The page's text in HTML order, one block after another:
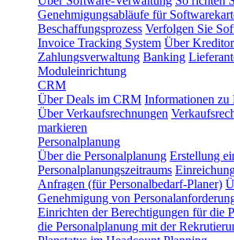
Genehmigungsabläufe für
Beschaffungsprozess Verfolgen Sie
Invoice Tracking System Über
Zahlungsverwaltung Banking
Moduleinrichtung
CRM
Über Deals im CRM Informationen
Über Verkaufsrechnungen
markieren
Personalplanung
Über die Personalplanung Erstellung
Personalplanungszeitraums
Anfragen (für Personalbedarf-Planer)
Genehmigung von
Einrichten der Berechtigungen für die
die Personalplanung mit der